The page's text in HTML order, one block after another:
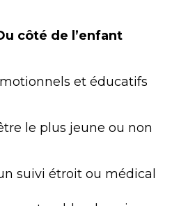
côté de l’enfant
et éducatifs
le plus jeune ou non
suivi étroit ou médical